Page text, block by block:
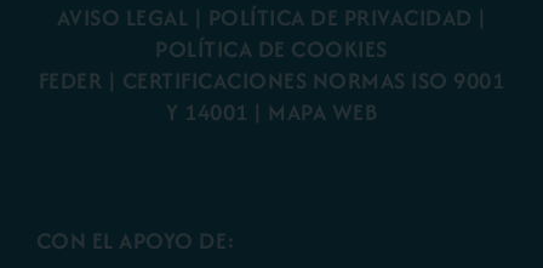
AVISO LEGAL | POLÍTICA DE PRIVACIDAD |
POLÍTICA DE COOKIES
FEDER | CERTIFICACIONES NORMAS ISO 9001
Y 14001 | MAPA WEB
CON EL APOYO DE: